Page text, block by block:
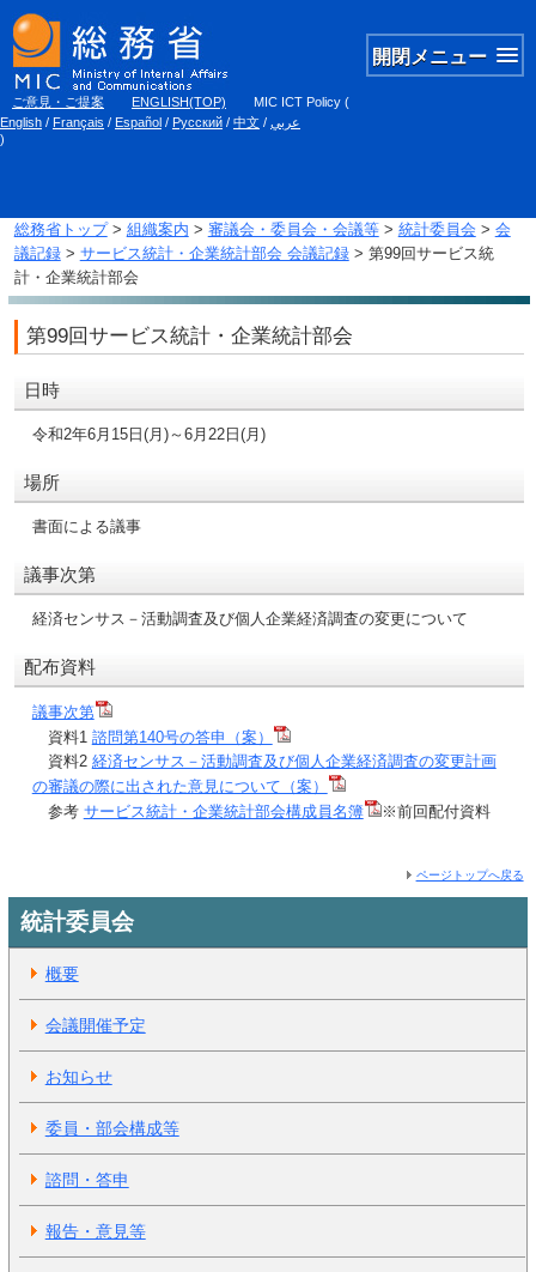
開閉メニュー
ご意見・ご提案 ENGLISH(TOP) MIC ICT Policy (
English / Français / Español / Русский / 中文 / عربي
)
総務省トップ> 組織案内 > 審議会・委員会・会議等> 統計委員会 > 会
議記録> サービス統計・企業統計部会 会議記録> 第99回サービス統
計・企業統計部会
第99回サービス統計・企業統計部会
日時
令和2年6月15日(月)～6月22日(月)
場所
書面による議事
議事次第
経済センサス－活動調査及び個人企業経済調査の変更について
配布資料
議事次第
資料1 諮問第140号の答申（案）
資料2 経済センサス－活動調査及び個人企業経済調査の変更計画
の審議の際に出された意見について（案）
参考 サービス統計・企業統計部会構成員名簿 ※前回配付資料
ページトップへ戻る
統計委員会
概要
会議開催予定
お知らせ
委員・部会構成等
諮問・答申
報告・意見等